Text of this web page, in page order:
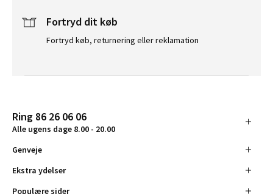
Fortryd dit køb
Fortryd køb, returnering eller reklamation
Ring 86 26 06 06
Alle ugens dage 8.00 - 20.00
Genveje
Ekstra ydelser
Populære sider